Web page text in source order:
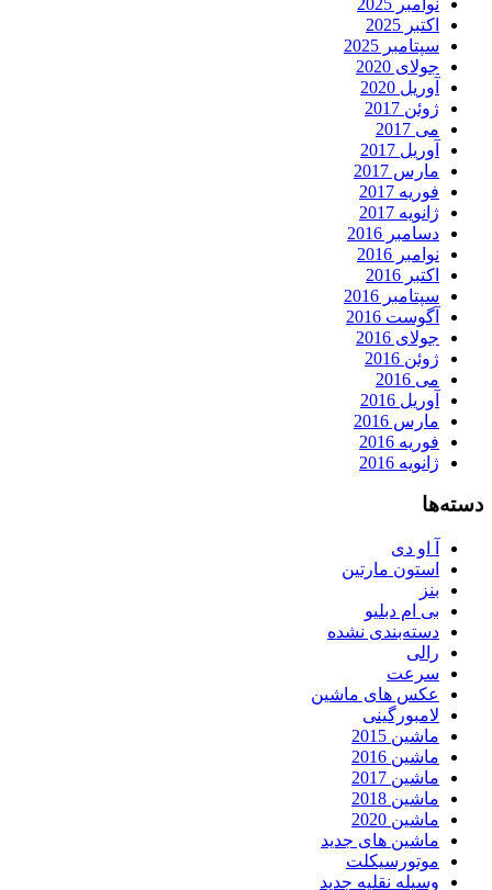
اکتبر 2025
سپتامبر 2025
جولای 2020
آوریل 2020
ژوئن 2017
می 2017
آوریل 2017
مارس 2017
فوریه 2017
ژانویه 2017
دسامبر 2016
نوامبر 2016
اکتبر 2016
سپتامبر 2016
آگوست 2016
جولای 2016
ژوئن 2016
می 2016
آوریل 2016
مارس 2016
فوریه 2016
ژانویه 2016
دسته‌ها
آ او دی
استون مارتین
بنز
بی ام دبلیو
دسته‌بندی نشده
رالی
سرعت
عکس های ماشین
لامبورگینی
ماشین 2015
ماشین 2016
ماشین 2017
ماشین 2018
ماشین 2020
ماشین های جدید
موتورسیکلت
وسیله نقلیه جدید